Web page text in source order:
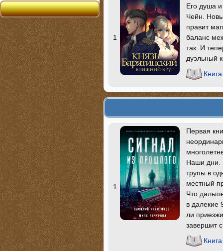
1
Его душа
Чейн.
правит
баланс
так. И
дуэльный
1
Первая
Наши дни.
трупы в
местный
Что
в далекие
ли
завершит